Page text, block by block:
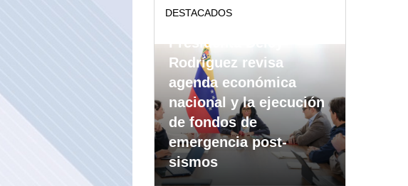
DESTACADOS
Presidenta Delcy
Rodríguez revisa
agenda económica
nacional y la ejecución
de fondos de
emergencia post-
sismos